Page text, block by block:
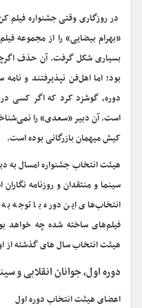
در روزگاری وقتی جشنواره فیلم
«بهرام بیضایی» را از مجموعه
بسیاری شکل گرفت. آن حذف
بود؛ اما اهل‌فن نپذیرفتند و
دوره، گوشزد کرد که اگر کسی
است. آن دبیر «سعدی» را
کیش میهمان بازرگانی بوده است.
هیئت انتخاب جشنواره امسال به
سینما و منتقدان و روزنامه
انتخاب‌های این دوره با توجه
فیلم‌های ساخته شده چه خواهد
هیئت انتخاب سال های گذشته از
دوره اول، جوانان انقلابی و
اعضای هیئت انتخاب دوره اول